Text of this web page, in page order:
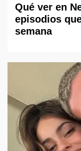
Qué ver en
episodios
semana